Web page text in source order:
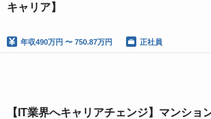
キャリア】
年収490万円 〜 750.87万円 正社員
【IT業界へキャリアチェンジ】マンショ